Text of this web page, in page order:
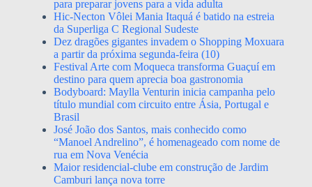
para preparar jovens para a vida adulta
Hic-Necton Vôlei Mania Itaquá é batido na estreia
da Superliga C Regional Sudeste
Dez dragões gigantes invadem o Shopping Moxuara
a partir da próxima segunda-feira (10)
Festival Arte com Moqueca transforma Guaçuí em
destino para quem aprecia boa gastronomia
Bodyboard: Maylla Venturin inicia campanha pelo
título mundial com circuito entre Ásia, Portugal e
Brasil
José João dos Santos, mais conhecido como
“Manoel Andrelino”, é homenageado com nome de
rua em Nova Venécia
Maior residencial-clube em construção de Jardim
Camburi lança nova torre